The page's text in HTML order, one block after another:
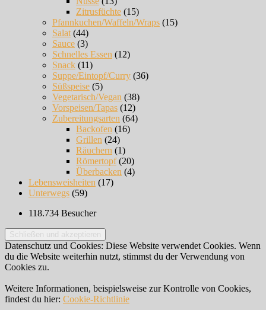
Zitrusfüchte (15)
Pfannkuchen/Waffeln/Wraps (15)
Salat (44)
Sauce (3)
Schnelles Essen (12)
Snack (11)
Suppe/Eintopf/Curry (36)
Süßspeise (5)
Vegetarisch/Vegan (38)
Vorspeisen/Tapas (12)
Zubereitungsarten (64)
Backofen (16)
Grillen (24)
Räuchern (1)
Römertopf(20)
Überbacken (4)
Lebensweisheiten (17)
Unterwegs (59)
118.734 Besucher
Datenschutz und Cookies: Diese Website verwendet Cookies. Wenn
du die Website weiterhin nutzt, stimmst du der Verwendung von
Cookies zu.
Weitere Informationen, beispielsweise zur Kontrolle von Cookies,
findest du hier: Cookie-Richtlinie